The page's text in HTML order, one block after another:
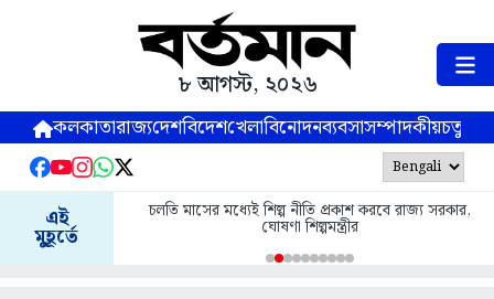
৮ আগস্ট, ২০২৬
কলকাতারাজ্যদেশবিদেশখেলাবিনোদনব্যবসাসম্পাদকীয়
এই
মুহূর্তে
চলতি মাসের মধ্যেই শিল্প নীতি প্রকাশ করবে রাজ্য সরকার,
ঘোষণা শিল্পমন্ত্রীর